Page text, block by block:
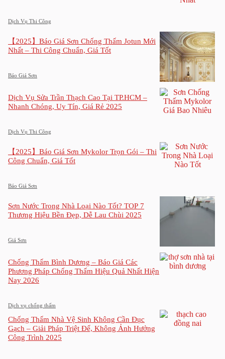
Dịch Vụ Thi Công
【2025】Báo Giá Sơn Chống Thấm Jotun Mới
Nhất – Thi Công Chuẩn, Giá Tốt
Báo Giá Sơn
Dịch Vụ Sửa Trần Thạch Cao Tại TP.HCM –
Nhanh Chóng, Uy Tín, Giá Rẻ 2025
Dịch Vụ Thi Công
【2025】Báo Giá Sơn Mykolor Trọn Gói – Thi
Công Chuẩn, Giá Tốt
Báo Giá Sơn
Sơn Nước Trong Nhà Loại Nào Tốt? TOP 7
Thương Hiệu Bền Đẹp, Dễ Lau Chùi 2025
Giá Sơn
Chống Thấm Bình Dương – Báo Giá Các
Phương Pháp Chống Thấm Hiệu Quả Nhất Hiện
Nay 2026
Dịch vụ chống thấm
Chống Thấm Nhà Vệ Sinh Không Cần Đục
Gạch – Giải Pháp Triệt Để, Không Ảnh Hưởng
Công Trình 2025